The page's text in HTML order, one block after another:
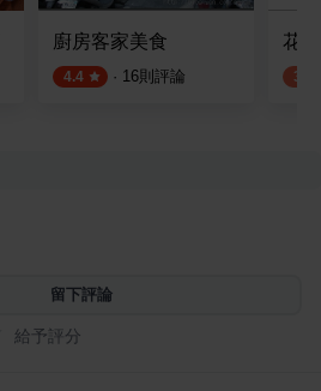
廚房客家美食
4.4 · 16則評論
花
3.8
留下評論
給予評分